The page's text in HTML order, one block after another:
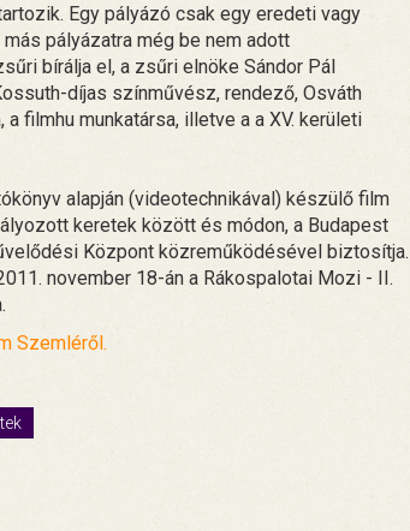
Egy pályázó csak egy eredeti vagy
pályázatra még be nem adott
bírálja el, a zsűri elnöke Sándor Pál
díjas színművész, rendező, Osváth
filmhu munkatársa, illetve a a XV. kerületi
alapján (videotechnikával) készülő film
keretek között és módon, a Budapest
Központ közreműködésével biztosítja.
november 18-án a Rákospalotai Mozi - II.
Szemléről.